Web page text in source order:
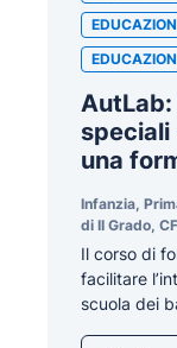
speciali
una
Infanzia,
di II Grado,
Il corso di
facilitare
scuola dei